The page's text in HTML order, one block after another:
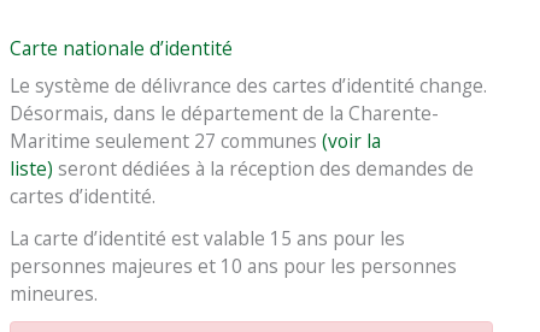
Carte nationale d’identité
Le système de délivrance des cartes d’identité change.
Désormais, dans le département de la Charente-
Maritime seulement 27 communes(voir la
liste) seront dédiées à la réception des demandes de
cartes d’identité.
La carte d’identité est valable 15 ans pour les
personnes majeures et 10 ans pour les personnes
mineures.